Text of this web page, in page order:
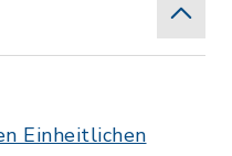
Einheitlichen